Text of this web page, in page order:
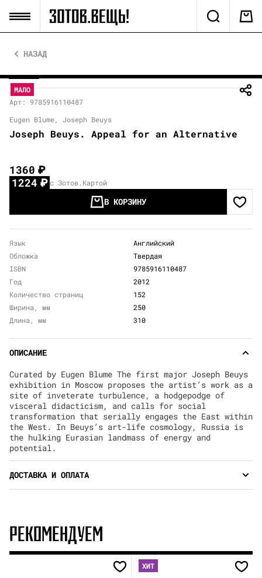
НАЗАД
МАЛО
Арт: 9785916110487
Eugen Blume, Joseph Beuys
Joseph Beuys. Appeal for an Alternative
1360₽
1224₽ с Зотов.Картой
В КОРЗИНУ
Язык
Английский
Обложка
Твердая
ISBN
9785916110487
Год
2012
Количество страниц
152
Ширина, мм
250
Длина, мм
310
ОПИСАНИЕ
Curated by Eugen Blume The first major Joseph Beuys
exhibition in Moscow proposes the artist’s work as a
site of inveterate turbulence, a hodgepodge of
visceral didacticism, and calls for social
transformation that serially engages the East within
the West. In Beuys’s art-life cosmology, Russia is
the hulking Eurasian landmass of energy and
potential.
ДОСТАВКА И ОПЛАТА
РЕКОМЕНДУЕМ
ХИТ